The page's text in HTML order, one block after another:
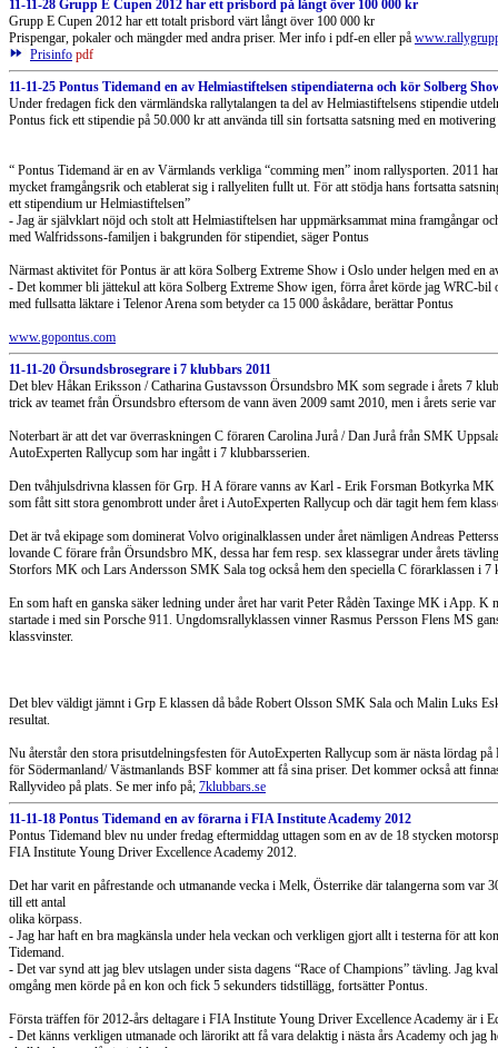
11-11-28 Grupp E Cupen 2012 har ett prisbord på långt över 100 000 kr
Grupp E Cupen 2012 har ett totalt prisbord värt långt över 100 000 kr
Prispengar, pokaler och mängder med andra priser. Mer info i pdf-en eller på
Prisinfo pdf
11-11-25 Pontus Tidemand en av Helmiastiftelsen stipendiaterna och kör Solberg
Under fredagen fick den värmländska rallytalangen ta del av Helmiastiftelsens stipendie
Pontus fick ett stipendie på 50.000 kr att använda till sin fortsatta satsning med en
“ Pontus Tidemand är en av Värmlands verkliga “comming men” inom rallysporten. 2011
mycket framgångsrik och etablerat sig i rallyeliten fullt ut. För att stödja hans fortsatta
ett stipendium ur Helmiastiftelsen”
- Jag är självklart nöjd och stolt att Helmiastiftelsen har uppmärksammat mina framgångar
med Walfridssons-familjen i bakgrunden för stipendiet, säger Pontus
Närmast aktivitet för Pontus är att köra Solberg Extreme Show i Oslo under helgen med en
- Det kommer bli jättekul att köra Solberg Extreme Show igen, förra året körde jag WRC-bil
med fullsatta läktare i Telenor Arena som betyder ca 15 000 åskådare, berättar Pontus
www.gopontus.com
11-11-20 Örsundsbrosegrare i 7 klubbars 2011
Det blev Håkan Eriksson / Catharina Gustavsson Örsundsbro MK som segrade i årets 7
trick av teamet från Örsundsbro eftersom de vann även 2009 samt 2010, men i årets serie
Noterbart är att det var överraskningen C föraren Carolina Jurå / Dan Jurå från SMK
AutoExperten Rallycup som har ingått i 7 klubbarsserien.
Den tvåhjulsdrivna klassen för Grp. H A förare vanns av Karl - Erik Forsman Botkyrka
som fått sitt stora genombrott under året i AutoExperten Rallycup och där tagit hem fem
Det är två ekipage som dominerat Volvo originalklassen under året nämligen Andreas
lovande C förare från Örsundsbro MK, dessa har fem resp. sex klassegrar under årets
Storfors MK och Lars Andersson SMK Sala tog också hem den speciella C förarklassen i 7
En som haft en ganska säker ledning under året har varit Peter Rådèn Taxinge MK i App.
startade i med sin Porsche 911. Ungdomsrallyklassen vinner Rasmus Persson Flens MS
klassvinster.
Det blev väldigt jämnt i Grp E klassen då både Robert Olsson SMK Sala och Malin Luks
resultat.
Nu återstår den stora prisutdelningsfesten för AutoExperten Rallycup som är nästa lördag
för Södermanland/ Västmanlands BSF kommer att få sina priser. Det kommer också att
Rallyvideo på plats. Se mer info på; 7klubbars.se
11-11-18 Pontus Tidemand en av förarna i FIA Institute Academy 2012
Pontus Tidemand blev nu under fredag eftermiddag uttagen som en av de 18 stycken
FIA Institute Young Driver Excellence Academy 2012.
Det har varit en påfrestande och utmanande vecka i Melk, Österrike där talangerna som var
till ett antal
olika körpass.
- Jag har haft en bra magkänsla under hela veckan och verkligen gjort allt i testerna för att
Tidemand.
- Det var synd att jag blev utslagen under sista dagens “Race of Champions” tävling. Jag
omgång men körde på en kon och fick 5 sekunders tidstillägg, fortsätter Pontus.
Första träffen för 2012-års deltagare i FIA Institute Young Driver Excellence Academy är i
- Det känns verkligen utmanade och lärorikt att få vara delaktig i nästa års Academy och jag